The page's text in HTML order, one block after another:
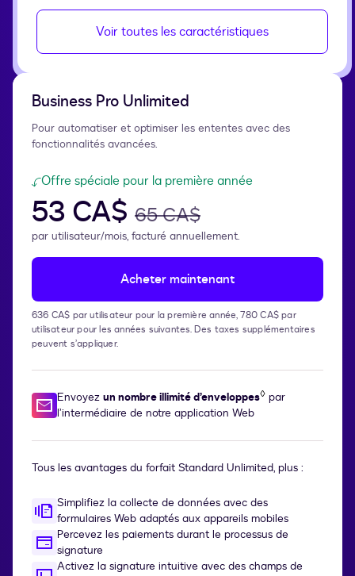
Voir toutes les caractéristiques
Business Pro Unlimited
Pour automatiser et optimiser les ententes avec des
fonctionnalités avancées.
Offre spéciale pour la première année
53 CA$ 65 CA$
par utilisateur/mois, facturé annuellement.
Acheter maintenant
636 CA$ par utilisateur pour la première année, 780 CA$ par
utilisateur pour les années suivantes. Des taxes supplémentaires
peuvent s’appliquer.
Envoyez un nombre illimité d’enveloppes◊ par
l’intermédiaire de notre application Web
Tous les avantages du forfait Standard Unlimited, plus :
Simplifiez la collecte de données avec des
formulaires Web adaptés aux appareils mobiles
Percevez les paiements durant le processus de
signature
Activez la signature intuitive avec des champs de